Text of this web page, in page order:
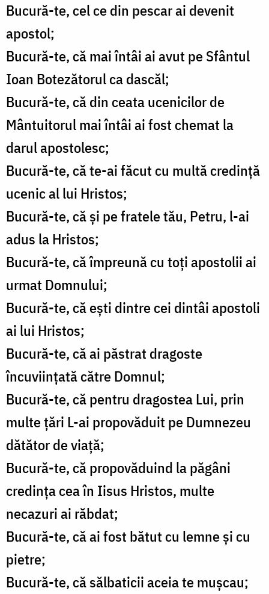
Bucură-te, cel ce din pescar ai devenit
apostol;
Bucură-te, că mai întâi ai avut pe Sfântul
Ioan Botezătorul ca dascăl;
Bucură-te, că din ceata ucenicilor de
Mântuitorul mai întâi ai fost chemat la
darul apostolesc;
Bucură-te, că te-ai făcut cu multă credinţă
ucenic al lui Hristos;
Bucură-te, că şi pe fratele tău, Petru, l-ai
adus la Hristos;
Bucură-te, că împreună cu toţi apostolii ai
urmat Domnului;
Bucură-te, că eşti dintre cei dintâi apostoli
ai lui Hristos;
Bucură-te, că ai păstrat dragoste
încuviinţată către Domnul;
Bucură-te, că pentru dragostea Lui, prin
multe ţări L-ai propovăduit pe Dumnezeu
dătător de viaţă;
Bucură-te, că propovăduind la păgâni
credinţa cea în Iisus Hristos, multe
necazuri ai răbdat;
Bucură-te, că ai fost bătut cu lemne şi cu
pietre;
Bucură-te, că sălbaticii aceia te muşcau;